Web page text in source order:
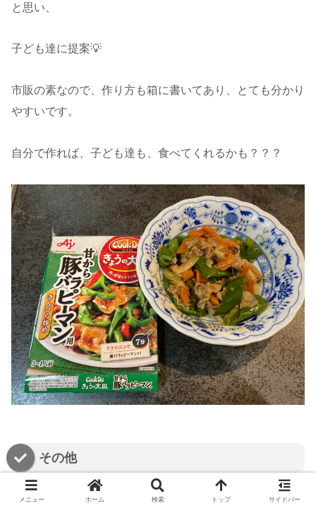
と思い、
子ども達に提案💡
市販の素なので、作り方も箱に書いてあり、とても分かり
やすいです。
自分で作れば、子ども達も、食べてくれるかも？？？
その他
・カレー
メニュー ホーム 検索 トップ サイドバー